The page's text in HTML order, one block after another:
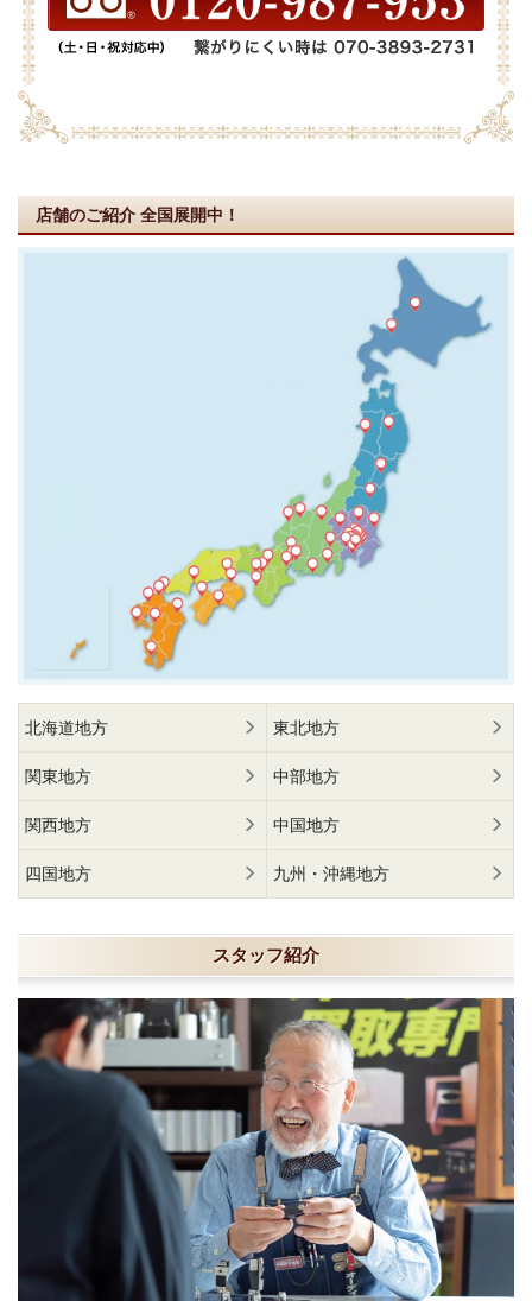
店舗のご紹介 全国展開中！
北海道地方 東北地方
関東地方 中部地方
関西地方 中国地方
四国地方 九州・沖縄地方
スタッフ紹介